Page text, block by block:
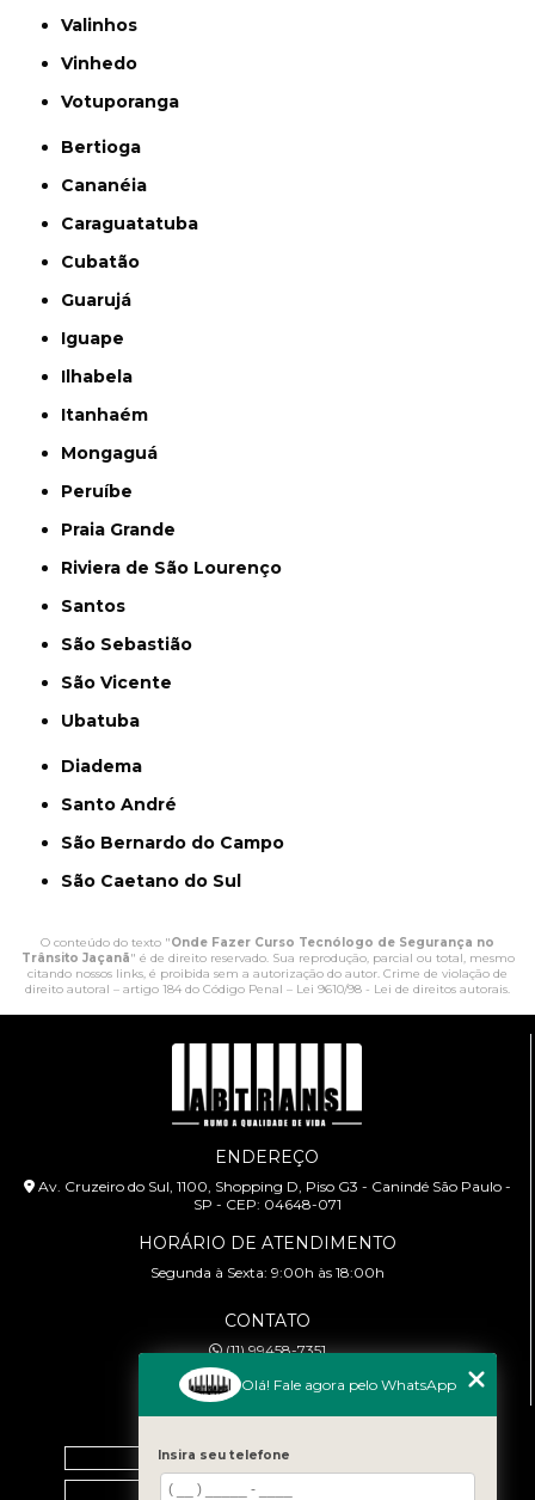
Valinhos
Vinhedo
Votuporanga
Bertioga
Cananéia
Caraguatatuba
Cubatão
Guarujá
Iguape
Ilhabela
Itanhaém
Mongaguá
Peruíbe
Praia Grande
Riviera de São Lourenço
Santos
São Sebastião
São Vicente
Ubatuba
Diadema
Santo André
São Bernardo do Campo
São Caetano do Sul
O conteúdo do texto "Onde Fazer Curso Tecnólogo de Segurança no
Trânsito Jaçanã" é de direito reservado. Sua reprodução, parcial ou total, mesmo
citando nossos links, é proibida sem a autorização do autor. Crime de violação de
direito autoral – artigo 184 do Código Penal – Lei 9610/98 - Lei de direitos autorais.
ENDEREÇO
Av. Cruzeiro do Sul, 1100, Shopping D, Piso G3 - Canindé São Paulo -
SP - CEP: 04648-071
HORÁRIO DE ATENDIMENTO
Segunda à Sexta: 9:00h às 18:00h
CONTATO
(11) 99458-7351
cursoabtrans@gmail.com
Home
Empresa
Olá! Fale agora pelo WhatsApp
Insira seu telefone